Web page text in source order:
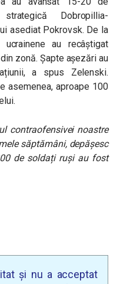
Dobropillia-
asediat Pokrovsk. De la
au recâștigat
zonă. Șapte așezări au
a spus Zelenski.
asemenea, aproape 100
contraofensivei noastre
săptămâni, depășesc
de soldați ruși au fost
și nu a acceptat